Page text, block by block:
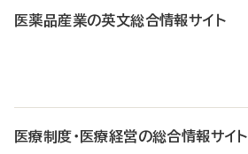
医薬品産業の英文総合情報サイト
医療制度・医療経営の総合情報サイト